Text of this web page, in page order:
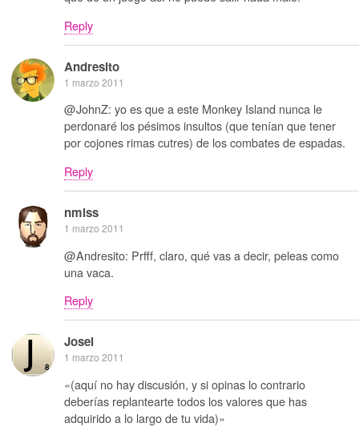
Reply
Andresito
1 marzo 2011
@JohnZ: yo es que a este Monkey Island nunca le
perdonaré los pésimos insultos (que tenían que tener
por cojones rimas cutres) de los combates de espadas.
Reply
nmlss
1 marzo 2011
@Andresito: Prfff, claro, qué vas a decir, peleas como
una vaca.
Reply
Josei
1 marzo 2011
«(aquí no hay discusión, y si opinas lo contrario
deberías replantearte todos los valores que has
adquirido a lo largo de tu vida)»